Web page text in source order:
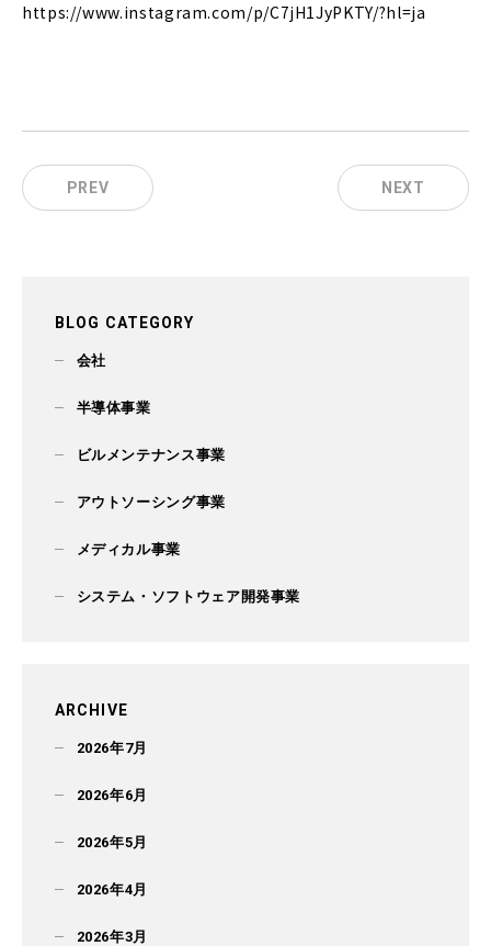
https://www.instagram.com/p/C7jH1JyPKTY/?hl=ja
PREV NEXT
BLOG CATEGORY
会社
半導体事業
ビルメンテナンス事業
アウトソーシング事業
メディカル事業
システム・ソフトウェア開発事業
ARCHIVE
2026年7月
2026年6月
2026年5月
2026年4月
2026年3月